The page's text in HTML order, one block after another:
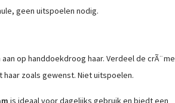
geen uitspoelen nodig.
op handdoekdroog haar. Verdeel de crÃ¨me
zoals gewenst. Niet uitspoelen.
is ideaal voor dagelijks gebruik en biedt een